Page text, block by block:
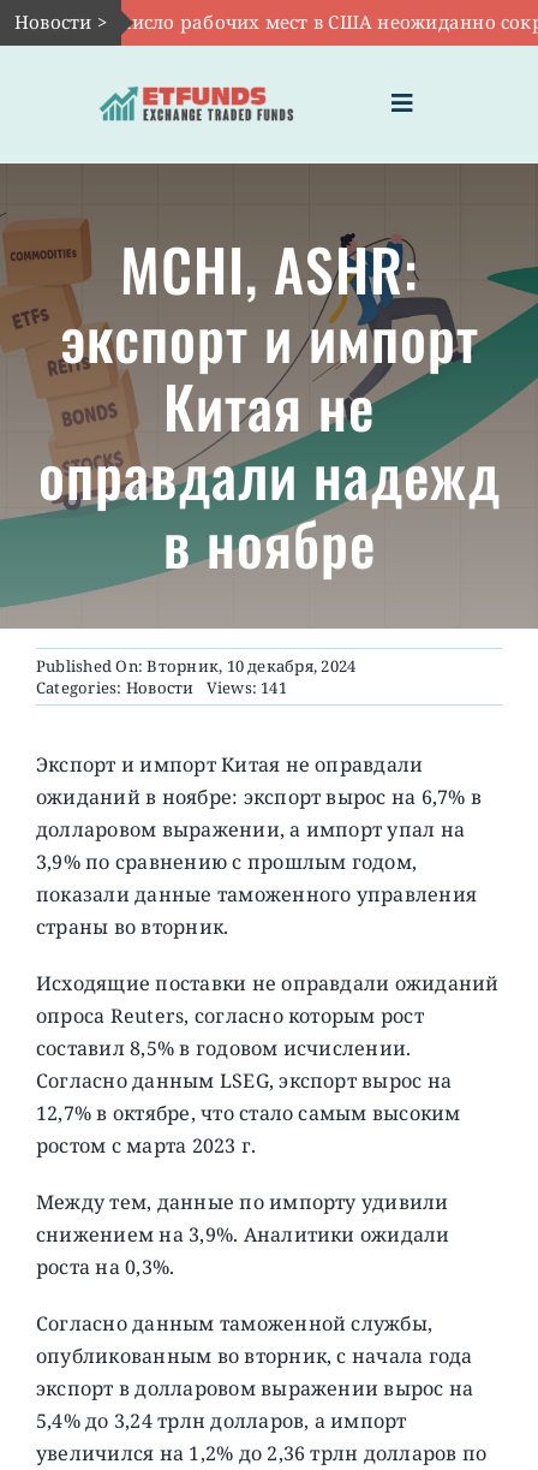
Skip
to
Новости >
7:VOO: число рабочих мест в США неожиданно
Toggle
Navigation
ЧТО ТАКОЕ ETF
ИНВЕСТИЦИИ В ETF
ТЕМАТИЧЕСКИЕ ETF
АКТУАЛЬНЫЕ
О ПРОЕКТЕ
MCHI, ASHR:
экспорт и импорт
Китая не
оправдали надежд
в ноябре
Published On: Вторник, 10 декабря, 2024
Categories: Новости Views: 141
Экспорт и импорт Китая не оправдали
ожиданий в ноябре: экспорт вырос на 6,7% в
долларовом выражении, а импорт упал на
3,9% по сравнению с прошлым годом,
показали данные таможенного управления
страны во вторник.
Исходящие поставки не оправдали ожиданий
опроса Reuters, согласно которым рост
составил 8,5% в годовом исчислении.
Согласно данным LSEG, экспорт вырос на
12,7% в октябре, что стало самым высоким
ростом с марта 2023 г.
Между тем, данные по импорту удивили
снижением на 3,9%. Аналитики ожидали
роста на 0,3%.
Согласно данным таможенной службы,
опубликованным во вторник, с начала года
экспорт в долларовом выражении вырос на
5,4% до 3,24 трлн долларов, а импорт
увеличился на 1,2% до 2,36 трлн долларов по